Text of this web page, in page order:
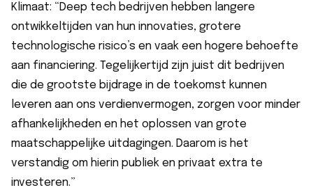
Klimaat: “Deep tech bedrijven hebben langere
ontwikkeltijden van hun innovaties, grotere
technologische risico’s en vaak een hogere behoefte
aan financiering. Tegelijkertijd zijn juist dit bedrijven
die de grootste bijdrage in de toekomst kunnen
leveren aan ons verdienvermogen, zorgen voor minder
afhankelijkheden en het oplossen van grote
maatschappelijke uitdagingen. Daarom is het
verstandig om hierin publiek en privaat extra te
investeren.”